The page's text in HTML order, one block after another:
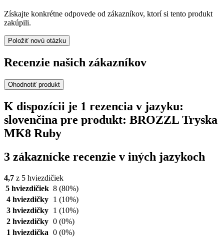
Získajte konkrétne odpovede od zákazníkov, ktorí si tento produkt
zakúpili.
Položiť novú otázku
Recenzie našich zákazníkov
Ohodnotiť produkt
K dispozícii je 1 rezencia v jazyku:
slovenčina pre produkt: BROZZL Tryska
MK8 Ruby
3 zákaznícke recenzie v iných jazykoch
4,7 z 5 hviezdičiek
5 hviezdičiek 8 (80%)
4 hviezdičky
1 (10%)
3 hviezdičky
1 (10%)
2 hviezdičky 0 (0%)
1 hviezdička 0 (0%)